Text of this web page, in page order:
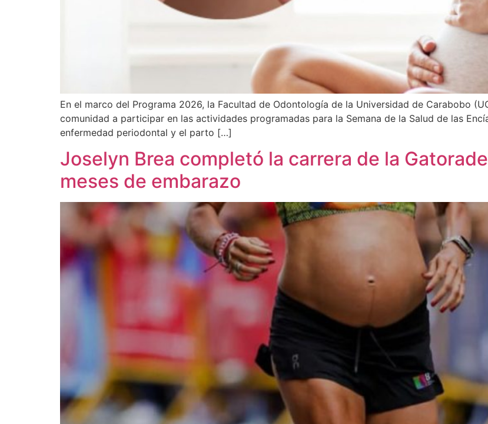
En el marco del Programa 2026, la Facultad de Odontología de la Universidad de Carabobo
comunidad a participar en las actividades programadas para la Semana de la Salud de las
enfermedad periodontal y el parto […]
Joselyn Brea completó la carrera de la
meses de embarazo